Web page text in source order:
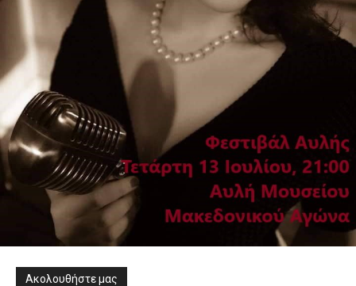
Ακολουθήστε μας